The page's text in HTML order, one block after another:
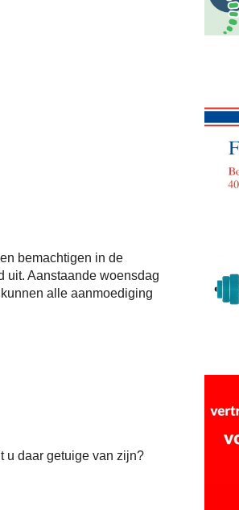
bemachtigen in de
uit. Aanstaande woensdag
alle aanmoediging
u daar getuige van zijn?